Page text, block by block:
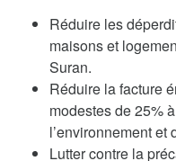
Réduire les
maisons et
Suran.
Réduire la facture
modestes de 25%
l’environnement et
Lutter contre la